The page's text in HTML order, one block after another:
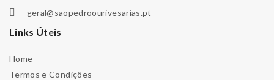
geral@saopedroourivesarias.pt
Links Úteis
Home
Termos e Condições